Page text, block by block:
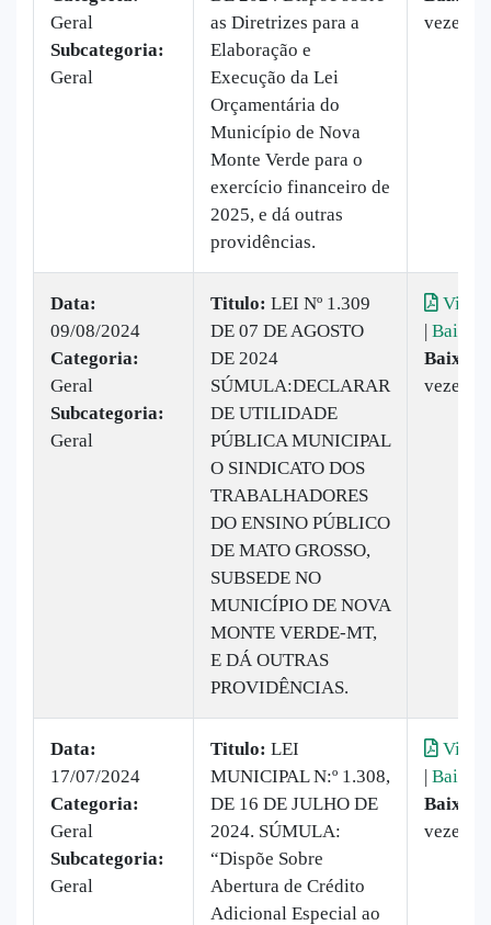
Geral
Subcategoria:
Geral
as Diretrizes para a
Elaboração e
Execução da Lei
Orçamentária do
Município de Nova
Monte Verde para o
exercício financeiro de
2025, e dá outras
providências.
vezes
Data:
09/08/2024
Categoria:
Geral
Subcategoria:
Geral
Titulo: LEI Nº 1.309
DE 07 DE AGOSTO
DE 2024
SÚMULA:DECLARAR
DE UTILIDADE
PÚBLICA MUNICIPAL
O SINDICATO DOS
TRABALHADORES
DO ENSINO PÚBLICO
DE MATO GROSSO,
SUBSEDE NO
MUNICÍPIO DE NOVA
MONTE VERDE-MT,
E DÁ OUTRAS
PROVIDÊNCIAS.
| Baixar
vezes
Data:
17/07/2024
Categoria:
Geral
Subcategoria:
Geral
Titulo: LEI
MUNICIPAL N:º 1.308,
DE 16 DE JULHO DE
2024. SÚMULA:
“Dispõe Sobre
Abertura de Crédito
Adicional Especial ao
| Baixar
vezes